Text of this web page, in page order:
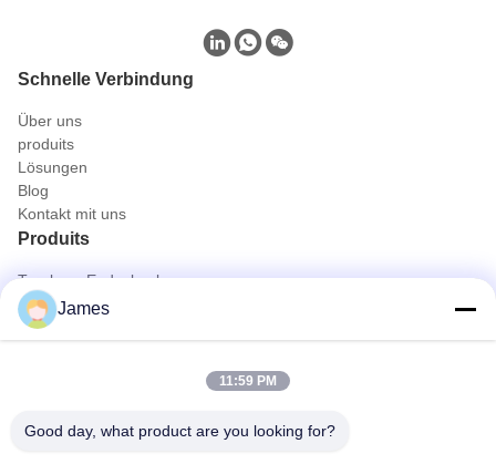
Schnelle Verbindung
Über uns
produits
Lösungen
Blog
Kontakt mit uns
Produits
Tragbare Endoskopkamera
Medizinische Endoscope-Kamera
Kamera-System des Endoscope-4K
All-in-One-Medizinische Endoskopie-Kamera
Flexibles Endoskopkamerasystem
Schnelle Kontaktaufnahme
James
11:59 PM
Good day, what product are you looking for?